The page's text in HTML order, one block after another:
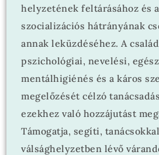
helyzetének feltárásához és
szocializációs hátrányának
annak leküzdéséhez. A
pszichológiai, nevelési,
mentálhigiénés és a káros
megelőzését célzó
ezekhez való hozzájutást
Támogatja, segíti,
válsághelyzetben lévő